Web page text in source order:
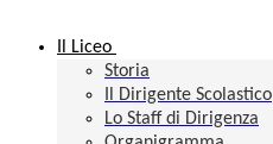
Il Liceo
Storia
Il Dirigente Scolastico
Lo Staff di Dirigenza